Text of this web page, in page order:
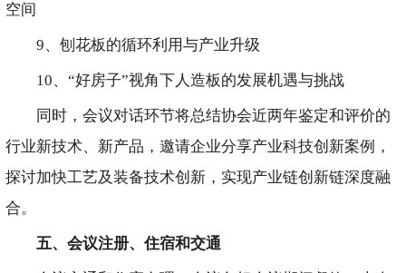
空间
9、刨花板的循环利用与产业升级
10、“好房子”视角下人造板的发展机遇与挑战
同时，会议对话环节将总结协会近两年鉴定和评价的
行业新技术、新产品，邀请企业分享产业科技创新案例，
探讨加快工艺及装备技术创新，实现产业链创新链深度融
合。
五、会议注册、住宿和交通